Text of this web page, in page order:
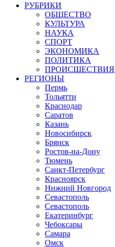
РУБРИКИ
ОБЩЕСТВО
КУЛЬТУРА
НАУКА
СПОРТ
ЭКОНОМИКА
ПОЛИТИКА
ПРОИСШЕСТВИЯ
РЕГИОНЫ
Пермь
Тольятти
Краснодар
Саратов
Казань
Новосибирск
Брянск
Ростов-на-Дону
Тюмень
Санкт-Петербург
Красноярск
Нижний Новгород
Севастополь
Севастополь
Екатеринбург
Чебоксары
Самара
Омск